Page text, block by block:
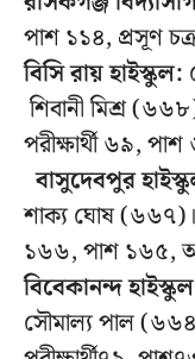
পাশ ১১৪, প্রসূণ
বিসি রায়হাইস্কুল:
শিবানী মিশ্র
পরীক্ষার্থী ৬৯,
বাসুদেবপুর
শাক্য ঘোষ (৬৬৭)।
১৬৬, পাশ ১৬৫,
বিবেকানন্দ
সৌমাল্য পাল